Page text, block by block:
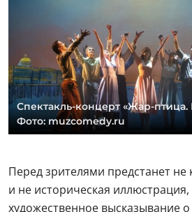
Спектакль-концерт «Жар-птица.
Фото: muzcomedy.ru
Перед зрителями предстанет
и не историческая
художественное высказывание